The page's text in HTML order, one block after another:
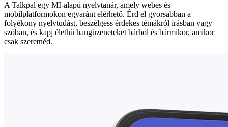
A Talkpal egy MI-alapú nyelvtanár, amely webes és
mobilplatformokon egyaránt elérhető. Érd el gyorsabban a
folyékony nyelvtudást, beszélgess érdekes témákról írásban vagy
szóban, és kapj élethű hangüzeneteket bárhol és bármikor, amikor
csak szeretnéd.